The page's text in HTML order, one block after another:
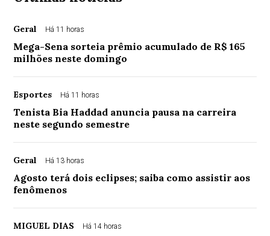
Geral Há 11 horas
Mega-Sena sorteia prêmio acumulado de R$ 165
milhões neste domingo
Esportes Há 11 horas
Tenista Bia Haddad anuncia pausa na carreira
neste segundo semestre
Geral Há 13 horas
Agosto terá dois eclipses; saiba como assistir aos
fenômenos
MIGUEL DIAS Há 14 horas